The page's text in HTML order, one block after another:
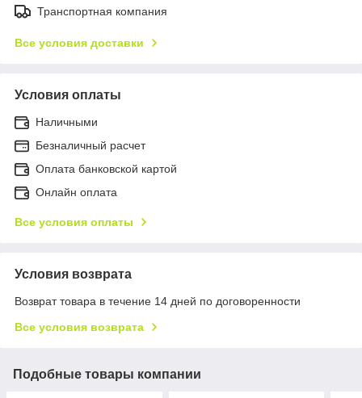
Транспортная компания
Все условия доставки
Условия оплаты
Наличными
Безналичный расчет
Оплата банковской картой
Онлайн оплата
Все условия оплаты
Условия возврата
Возврат товара в течение 14 дней по договоренности
Все условия возврата
Подобные товары компании